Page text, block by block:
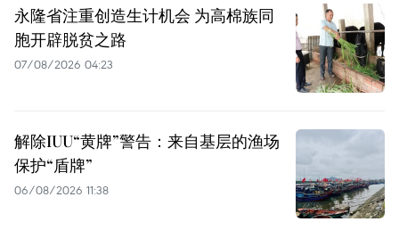
永隆省注重创造生计机会 为高棉族同
胞开辟脱贫之路
07/08/2026 04:23
解除IUU“黄牌”警告：来自基层的渔场
保护“盾牌”
06/08/2026 11:38